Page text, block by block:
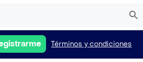
Términos y condiciones